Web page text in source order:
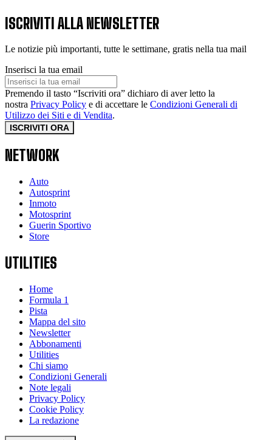
ISCRIVITI ALLA NEWSLETTER
Le notizie più importanti, tutte le settimane, gratis nella tua mail
Inserisci la tua email
Premendo il tasto “Iscriviti ora” dichiaro di aver letto la
nostra Privacy Policy e di accettare le Condizioni Generali di
Utilizzo dei Siti e di Vendita.
ISCRIVITI ORA
NETWORK
Auto
Autosprint
Inmoto
Motosprint
Guerin Sportivo
Store
UTILITIES
Home
Formula 1
Pista
Mappa del sito
Newsletter
Abbonamenti
Utilities
Chi siamo
Condizioni Generali
Note legali
Privacy Policy
Cookie Policy
La redazione